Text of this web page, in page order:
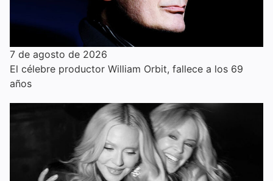
7 de agosto de 2026
El célebre productor William Orbit, fallece a los 69
años